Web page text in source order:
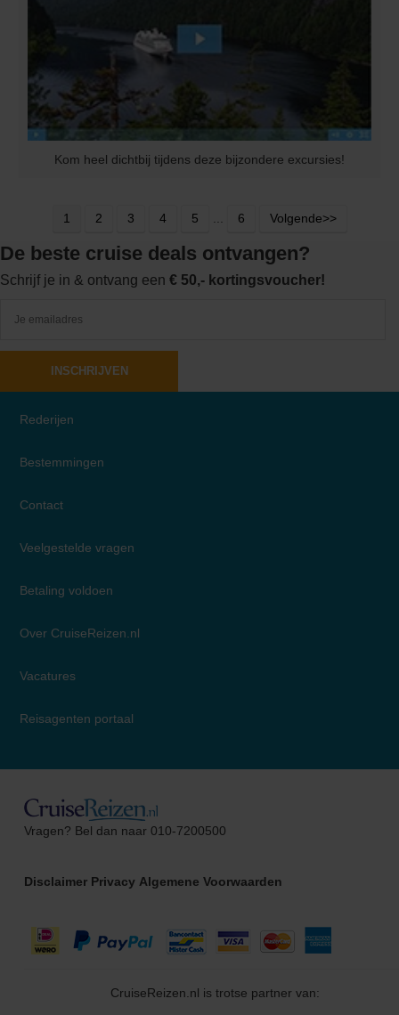
Kom heel dichtbij tijdens deze bijzondere excursies!
1 2 3 4 5 6 Volgende>>
De beste cruise deals ontvangen?
Schrijf je in & ontvang een € 50,- kortingsvoucher!
INSCHRIJVEN
Rederijen
Bestemmingen
Contact
Veelgestelde vragen
Betaling voldoen
Over CruiseReizen.nl
Vacatures
Reisagenten portaal
Cruise Specialist
Vragen? Bel dan naar 010-7200500
Disclaimer Privacy Algemene Voorwaarden
CruiseReizen.nl is trotse partner van: